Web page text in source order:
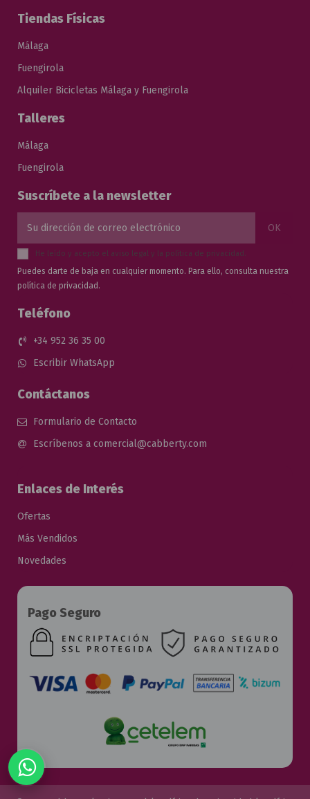
Tiendas Físicas
Málaga
Fuengirola
Alquiler Bicicletas Málaga y Fuengirola
Talleres
Málaga
Fuengirola
Suscríbete a la newsletter
He leído y acepto el aviso legal y la política de privacidad .
Puedes darte de baja en cualquier momento. Para ello, consulta nuestra
política de privacidad.
Teléfono
+34 952 36 35 00
Escribir WhatsApp
Contáctanos
Formulario de Contacto
Escríbenos a comercial@cabberty.com
Enlaces de Interés
Ofertas
Más Vendidos
Novedades
Pago Seguro